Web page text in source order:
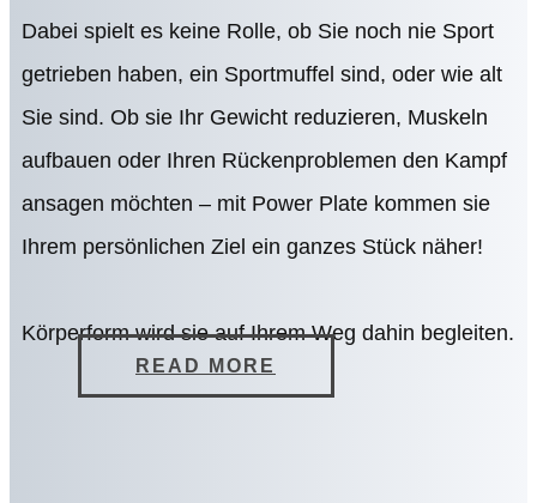
Dabei spielt es keine Rolle, ob Sie noch nie Sport
getrieben haben, ein Sportmuffel sind, oder wie alt
Sie sind. Ob sie Ihr Gewicht reduzieren, Muskeln
aufbauen oder Ihren Rückenproblemen den Kampf
ansagen möchten – mit Power Plate kommen sie
Ihrem persönlichen Ziel ein ganzes Stück näher!
Körperform wird sie auf Ihrem Weg dahin begleiten.
READ MORE